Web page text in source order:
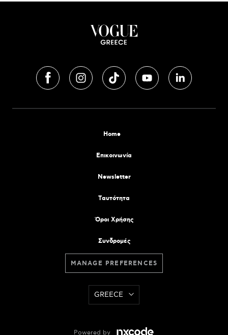
Home
Επικοινωνία
Newsletter
Tαυτότητα
Όροι Χρήσης
Συνδρομές
MANAGE PREFERENCES
GREECE
Powered by